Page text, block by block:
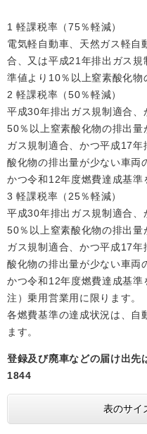
1 軽課税率（75％軽減）
電気軽自動車、天然ガス軽自
合、又は平成21年排出ガス
準値より10％以上窒素酸化物
2 軽課税率（50％軽減）
平成30年排出ガス規制適合、
50％以上窒素酸化物の排出
ガス規制適合、かつ平成17
酸化物の排出量が少ない車両
かつ令和12年度燃費達成基準
3 軽課税率（25％軽減）
平成30年排出ガス規制適合、
50％以上窒素酸化物の排出
ガス規制適合、かつ平成17
酸化物の排出量が少ない車両
かつ令和12年度燃費達成基準
注）乗用営業用に限ります。
各燃費基準の達成状況は、自
ます。
登録及び廃車などの届け出
1844
表のサイ